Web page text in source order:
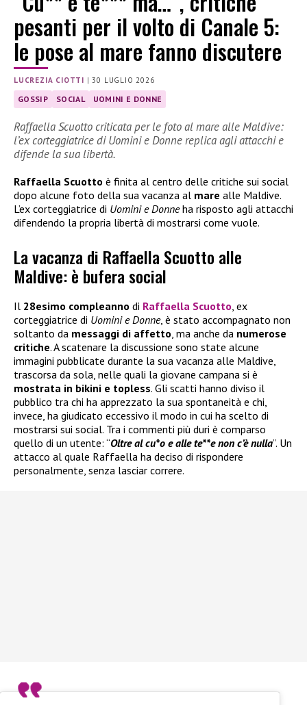
pesanti per il volto di Canale 5:
le pose al mare fanno discutere
LUCREZIA CIOTTI |30 LUGLIO 2026
GOSSIP SOCIAL UOMINI E DONNE
Raffaella Scuotto criticata per le foto al mare alle Maldive:
l’ex corteggiatrice di Uomini e Donne replica agli attacchi e
difende la sua libertà.
Raffaella Scuotto è finita al centro delle critiche sui social
dopo alcune foto della sua vacanza al mare alle Maldive.
L’ex corteggiatrice di Uomini e Donneha risposto agli attacchi
difendendo la propria libertà di mostrarsi come vuole.
La vacanza di Raffaella Scuotto alle
Maldive: è bufera social
Il 28esimo compleanno di Raffaella Scuotto, ex
corteggiatrice di Uomini e Donne, è stato accompagnato non
soltanto da messaggi di affetto, ma anche da numerose
critiche. A scatenare la discussione sono state alcune
immagini pubblicate durante la sua vacanza alle Maldive,
trascorsa da sola, nelle quali la giovane campana si è
mostrata in bikini e topless. Gli scatti hanno diviso il
pubblico tra chi ha apprezzato la sua spontaneità e chi,
invece, ha giudicato eccessivo il modo in cui ha scelto di
mostrarsi sui social. Tra i commenti più duri è comparso
quello di un utente: “Oltre al cu*o e alle te**e non c’è nulla”. Un
attacco al quale Raffaella ha deciso di rispondere
personalmente, senza lasciar correre.